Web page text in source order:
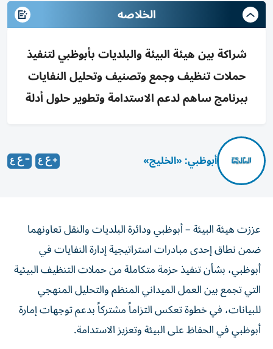
الخلاصه
شراكة بين هيئة البيئة والبلديات بأبوظبي لتنفيذ
حملات تنظيف وجمع وتصنيف وتحليل النفايات
ببرنامج ساهم لدعم الاستدامة وتطوير حلول أدلة
أبوظبي: «الخليج»
عززت هيئة البيئة – أبوظبي ودائرة البلديات والنقل تعاونهما
ضمن نطاق إحدى مبادرات استراتيجية إدارة النفايات في
أبوظبي، بشأن تنفيذ حزمة متكاملة من حملات التنظيف البيئية
التي تجمع بين العمل الميداني المنظم والتحليل المنهجي
للبيانات، في خطوة تعكس التزاماً مشتركاً بدعم توجهات إمارة
أبوظبي في الحفاظ على البيئة وتعزيز الاستدامة.